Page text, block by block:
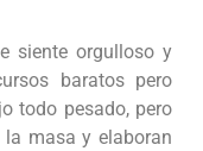
siente orgulloso y
baratos pero
todo pesado, pero
masa y elaboran